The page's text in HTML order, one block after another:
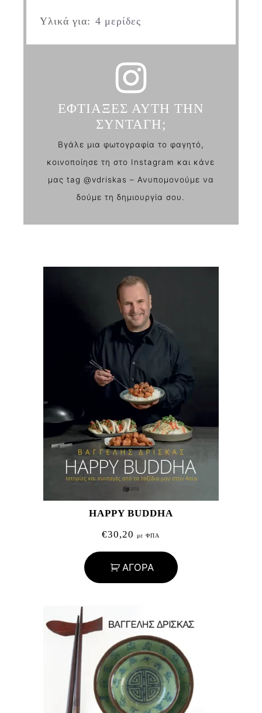
Υλικά για: 4 μερίδες
ΕΦΤΙΑΞΕΣ ΑΥΤΗ ΤΗΝ
ΣΥΝΤΑΓΗ;
Βγάλε μια φωτογραφία το φαγητό,
κοινοποίησε τη στο Instagram και κάνε
μας tag @vdriskas – Ανυπομονούμε να
δούμε τη δημιουργία σου.
HAPPY BUDDHA
€30,20 με ΦΠΑ
ΑΓΟΡΑ